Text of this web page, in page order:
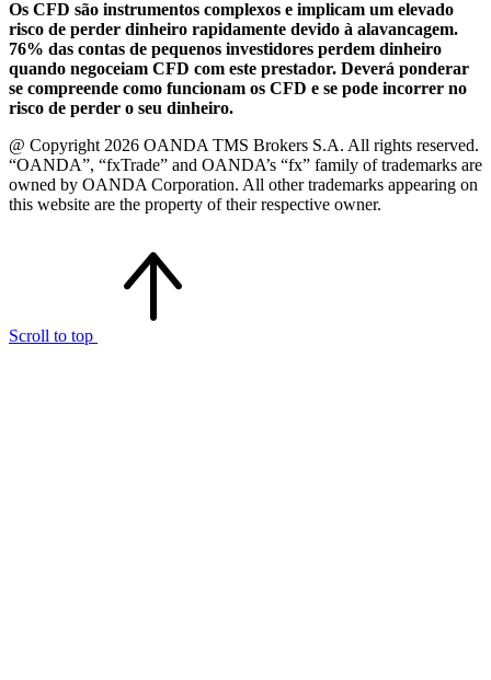
Os CFD são instrumentos complexos e implicam um elevado
risco de perder dinheiro rapidamente devido à alavancagem.
76% das contas de pequenos investidores perdem dinheiro
quando negoceiam CFD com este prestador. Deverá ponderar
se compreende como funcionam os CFD e se pode incorrer no
risco de perder o seu dinheiro.
@ Copyright 2026 OANDA TMS Brokers S.A. All rights reserved.
“OANDA”, “fxTrade” and OANDA’s “fx” family of trademarks are
owned by OANDA Corporation. All other trademarks appearing on
this website are the property of their respective owner.
Scroll to top